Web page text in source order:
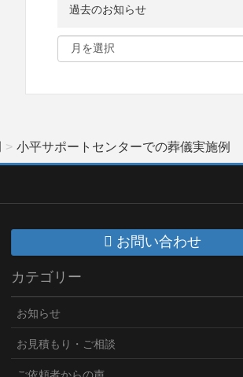
過去のお知らせ
小平サポートセンターでの葬儀実施例
お問い合わせ
カテゴリー
お知らせ
お見積もり・ご相談